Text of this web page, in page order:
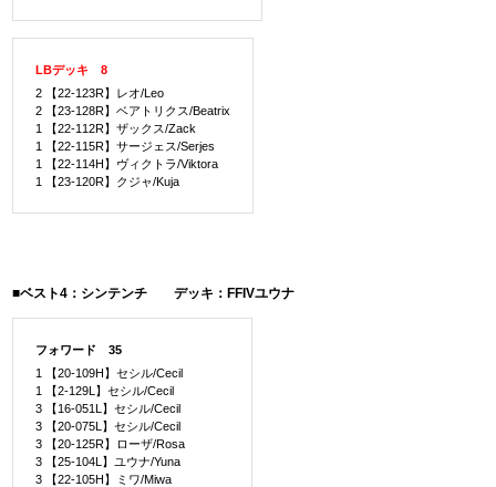
LBデッキ 8
2 【22-123R】レオ/Leo
2 【23-128R】ベアトリクス/Beatrix
1 【22-112R】ザックス/Zack
1 【22-115R】サージェス/Serjes
1 【22-114H】ヴィクトラ/Viktora
1 【23-120R】クジャ/Kuja
■ベスト4：シンテンチ デッキ：FFIVユウナ
フォワード 35
1 【20-109H】セシル/Cecil
1 【2-129L】セシル/Cecil
3 【16-051L】セシル/Cecil
3 【20-075L】セシル/Cecil
3 【20-125R】ローザ/Rosa
3 【25-104L】ユウナ/Yuna
3 【22-105H】ミワ/Miwa